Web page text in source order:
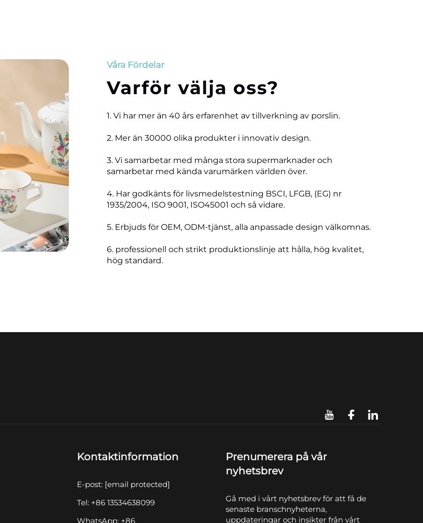
Våra Fördelar
Varför välja oss?
1. Vi har mer än 40 års erfarenhet av tillverkning av porslin.
2. Mer än 30000 olika produkter i innovativ design.
3. Vi samarbetar med många stora supermarknader och
samarbetar med kända varumärken världen över.
4. Har godkänts för livsmedelstestning BSCI, LFGB, (EG) nr
1935/2004, ISO 9001, ISO45001 och så vidare.
5. Erbjuds för OEM, ODM-tjänst, alla anpassade design välkomnas.
6. professionell och strikt produktionslinje att hålla, hög kvalitet,
hög standard.
Kontaktinformation
E-post: [email protected]
Tel: +86 13534638099
WhatsApp: +86
Prenumerera på vår
nyhetsbrev
Gå med i vårt nyhetsbrev för att få de
senaste branschnyheterna,
uppdateringar och insikter från vårt